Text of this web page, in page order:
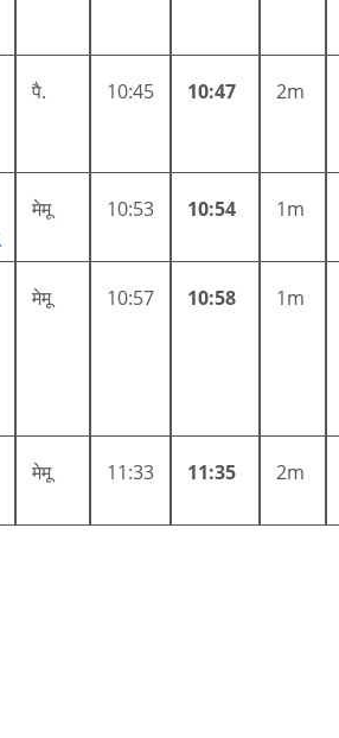
पै. 10:45 10:47 2m
मेमू 10:53 10:54 1m
मेमू 10:57 10:58 1m
मेमू 11:33 11:35 2m